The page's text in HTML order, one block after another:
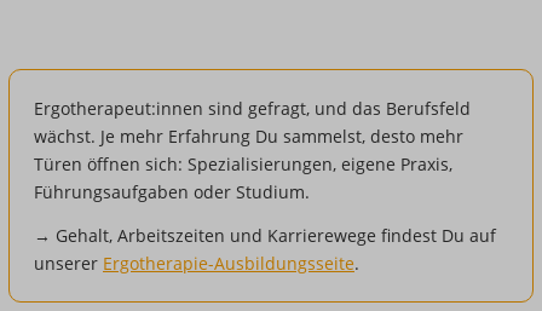
Ergotherapeut:innen sind gefragt, und das Berufsfeld
wächst. Je mehr Erfahrung Du sammelst, desto mehr
Türen öffnen sich: Spezialisierungen, eigene Praxis,
Führungsaufgaben oder Studium.
→ Gehalt, Arbeitszeiten und Karrierewege findest Du auf
unserer Ergotherapie-Ausbildungsseite.